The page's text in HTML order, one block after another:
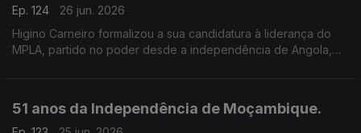
Ep. 124
26 jun. 2026
Higino Carneiro formalizou a sua candidatura à liderança do
MPLA, partido no poder desde a independência de Angola,
51 anos da Independência de Moçambique.